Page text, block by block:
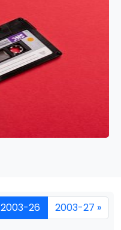
2003-26 2003-27 »